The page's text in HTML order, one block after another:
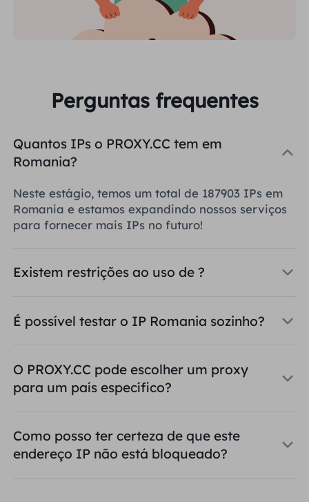
Perguntas frequentes
Quantos IPs o PROXY.CC tem em
Romania?
Neste estágio, temos um total de 187903 IPs em
Romania e estamos expandindo nossos serviços
para fornecer mais IPs no futuro!
Existem restrições ao uso de ?
É possível testar o IP Romania sozinho?
O PROXY.CC pode escolher um proxy
para um país específico?
Como posso ter certeza de que este
endereço IP não está bloqueado?